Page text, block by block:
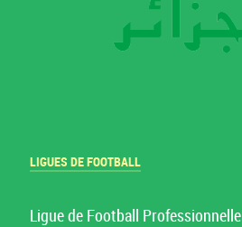
LIGUES DE FOOTBALL
Ligue de Football Professionnelle